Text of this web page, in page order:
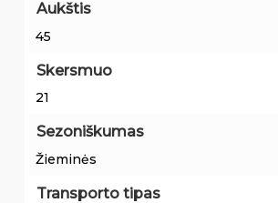
Aukštis
45
Skersmuo
21
Sezoniškumas
Žieminės
Transporto tipas